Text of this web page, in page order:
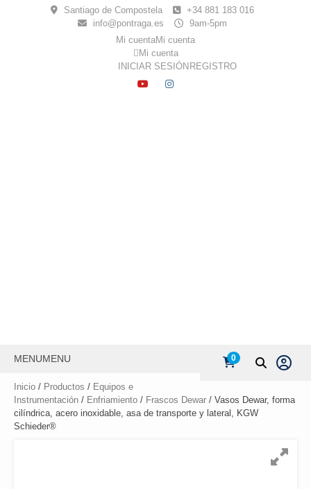
Santiago de Compostela
+34 881 183 016
info@pontraga.es
9am-5pm
Mi cuentaMi cuenta
Mi cuenta
INICIAR SESIÓN REGISTRO
YOUTUBE
INSTAGRAM
MENUMENU 0
Inicio / Productos / Equipos e
Instrumentación / Enfriamiento / Frascos Dewar / Vasos Dewar, forma
cilíndrica, acero inoxidable, asa de transporte y lateral, KGW
Schieder®